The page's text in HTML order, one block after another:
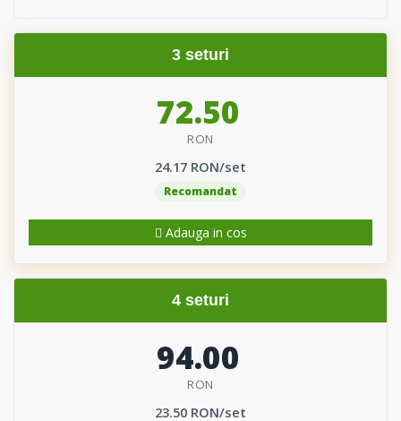
3 seturi
72.50
RON
24.17 RON/set
Recomandat
Adauga in cos
4 seturi
94.00
RON
23.50 RON/set